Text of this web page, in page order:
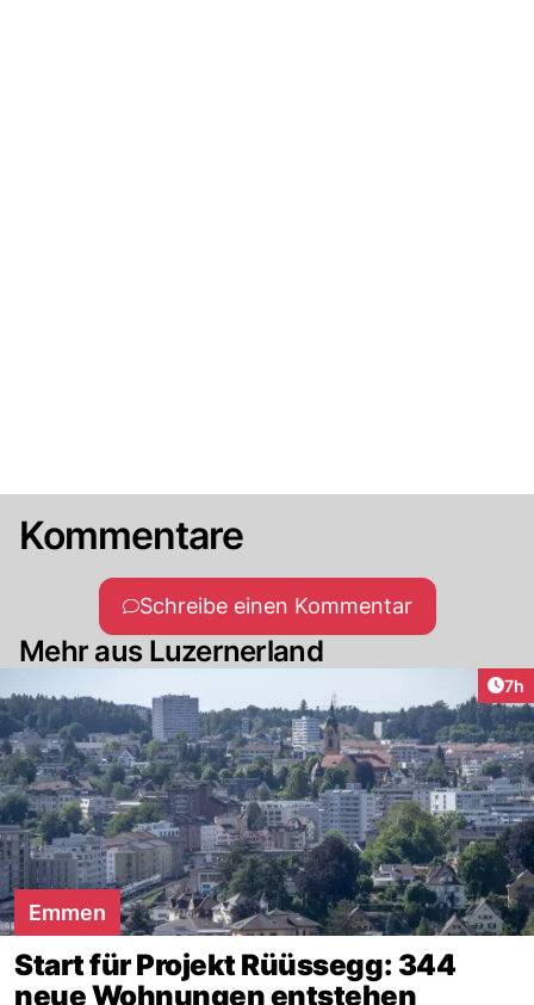
Kommentare
Schreibe einen Kommentar
Mehr aus Luzernerland
7h
Emmen
Start für Projekt Rüüssegg: 344
neue Wohnungen entstehen